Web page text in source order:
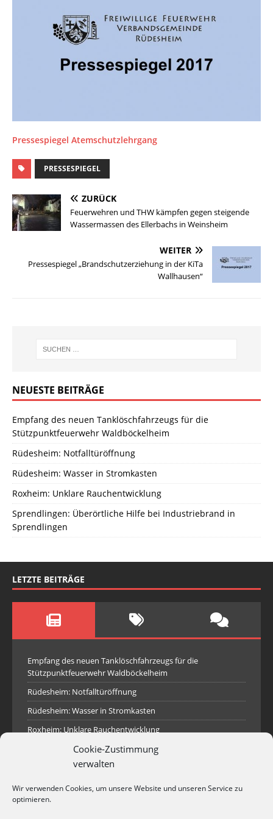
Cookie-Zustimmung
verwalten
Wir verwenden Cookies, um unsere Website und unseren Service zu
optimieren.
Pressespiegel Atemschutzlehrgang
PRESSESPIEGEL
ZURÜCK
Feuerwehren und THW kämpfen gegen steigende
Wassermassen des Ellerbachs in Weinsheim
WEITER
Pressespiegel „Brandschutzerziehung in der KiTa
Wallhausen“
NEUESTE BEITRÄGE
Empfang des neuen Tanklöschfahrzeugs für die
Stützpunktfeuerwehr Waldböckelheim
Rüdesheim: Notfalltüröffnung
Rüdesheim: Wasser in Stromkasten
Roxheim: Unklare Rauchentwicklung
Sprendlingen: Überörtliche Hilfe bei Industriebrand in
Sprendlingen
LETZTE BEITRÄGE
Empfang des neuen Tanklöschfahrzeugs für die
Stützpunktfeuerwehr Waldböckelheim
Rüdesheim: Notfalltüröffnung
Rüdesheim: Wasser in Stromkasten
Roxheim: Unklare Rauchentwicklung
Sprendlingen: Überörtliche Hilfe bei Industriebrand in
Sprendlingen
Rüdesheim: Aufgerissener Dieseltank